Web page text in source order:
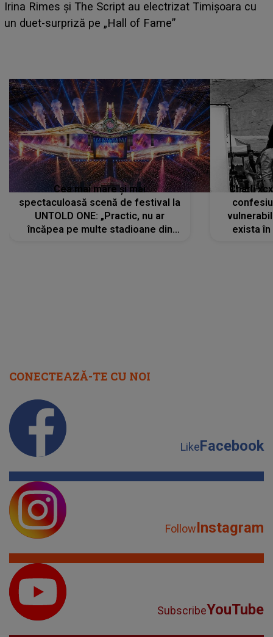
Irina Rimes și The Script au electrizat Timișoara cu
un duet-surpriză pe „Hall of Fame”
Cea mai mare și mai
spectaculoasă scenă de festival la
UNTOLD ONE: „Practic, nu ar
încăpea pe multe stadioane din
Charli
exista
CONECTEAZĂ-TE CU NOI
LikeFacebook
FollowInstagram
SubscribeYouTube